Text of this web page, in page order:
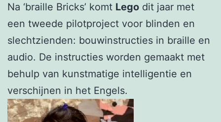
Na ‘braille Bricks’ komt Lego dit jaar met
een tweede pilotproject voor blinden en
slechtzienden: bouwinstructies in braille en
audio. De instructies worden gemaakt met
behulp van kunstmatige intelligentie en
verschijnen in het Engels.